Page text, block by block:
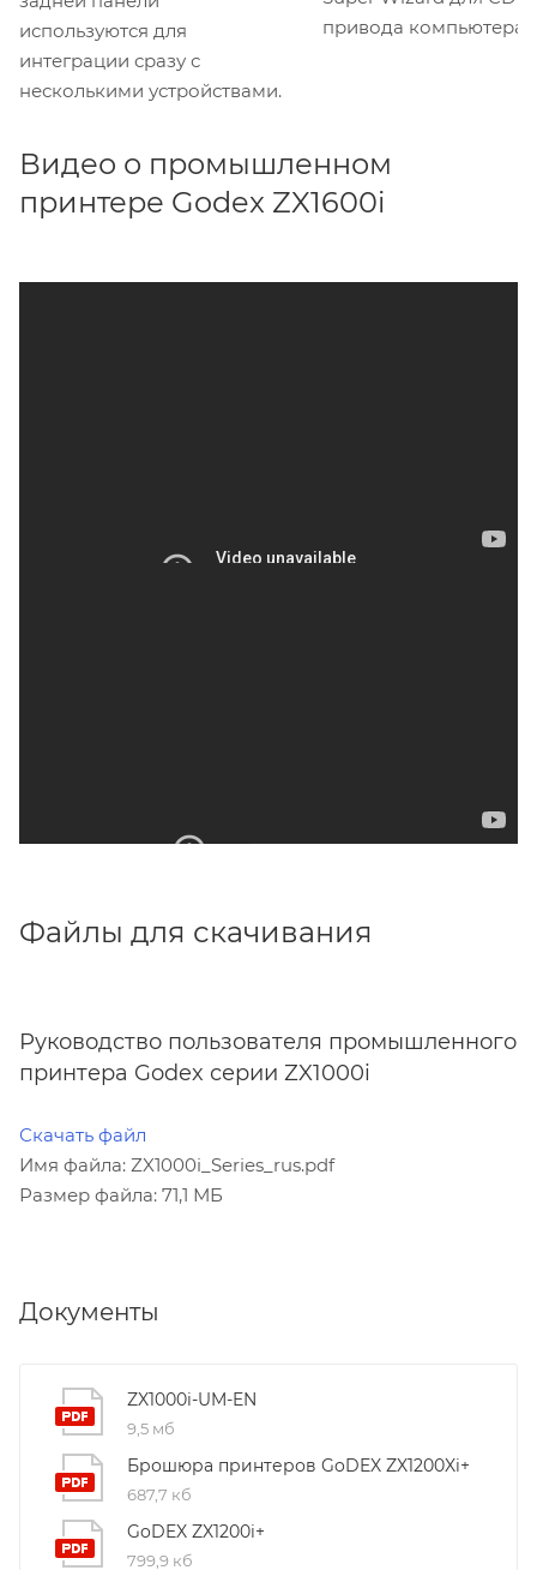
используются для
интеграции сразу с
несколькими устройствами.
привода компьютера.
Видео о промышленном
принтере Godex ZX1600i
Файлы для скачивания
Руководство пользователя промышленного
принтера Godex серии ZX1000i
Скачать файл
Имя файла: ZX1000i_Series_rus.pdf
Размер файла: 71,1 МБ
Документы
ZX1000i-UM-EN
9,5 мб
Брошюра принтеров GoDEX ZX1200Xi+
687,7 кб
GoDEX ZX1200i+
799,9 кб